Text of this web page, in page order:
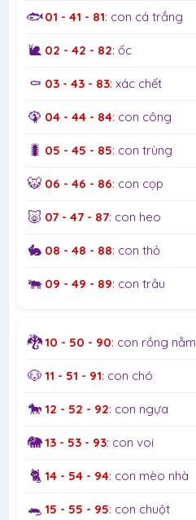
🐟01 - 41 - 81: con cá trắng
🐌 02 - 42 - 82: ốc
⚰️ 03 - 43 - 83: xác chết
🦚 04 - 44 - 84: con công
🐛 05 - 45 - 85: con trùng
🐯 06 - 46 - 86: con cọp
🐷 07 - 47 - 87: con heo
🐇 08 - 48 - 88: con thỏ
🐃 09 - 49 - 89: con trâu
🐉10 - 50 - 90: con rồng nằm
🐶 11 - 51 - 91: con chó
🐎 12 - 52 - 92: con ngựa
🐘13 - 53 - 93: con voi
🐈 14 - 54 - 94: con mèo nhà
🐀 15 - 55 - 95: con chuột